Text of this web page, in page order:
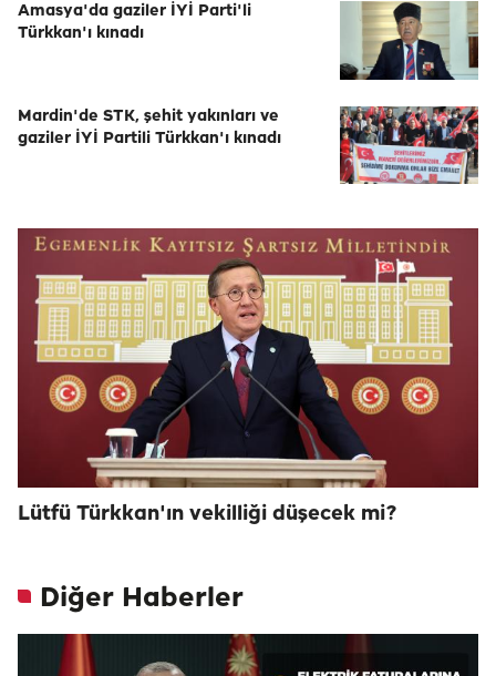
Lütfü Türkkan'ın vekilliği düşecek mi?
Amasya'da gaziler İYİ Parti'li
Türkkan'ı kınadı
Mardin'de STK, şehit yakınları ve
gaziler İYİ Partili Türkkan'ı kınadı
Diğer Haberler